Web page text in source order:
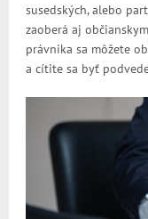
susedských, alebo
zaoberá aj
právnika sa môžete
a cítite sa byť